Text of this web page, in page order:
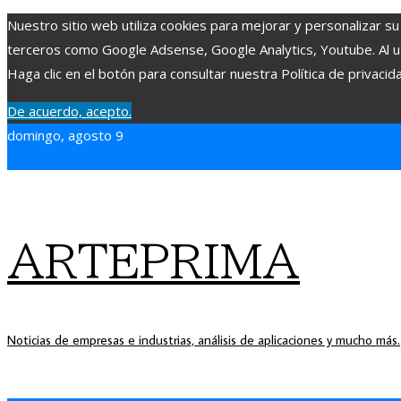
Nuestro sitio web utiliza cookies para mejorar y personalizar
terceros como Google Adsense, Google Analytics, Youtube.
Haga clic en el botón para consultar nuestra Política de
De acuerdo, acepto.
domingo, agosto 9
ARTEPRIMA
Noticias de empresas e industrias, análisis de aplicaciones y mucho más.